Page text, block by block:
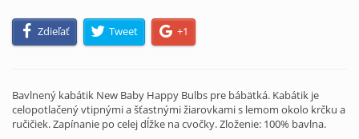
Zdieľať Tweet +1
Bavlnený kabátik New Baby Happy Bulbs pre bábätká. Kabátik je
celopotlačený vtipnými a šťastnými žiarovkami s lemom okolo krčku a
ručičiek. Zapínanie po celej dĺžke na cvočky. Zloženie: 100% bavlna.